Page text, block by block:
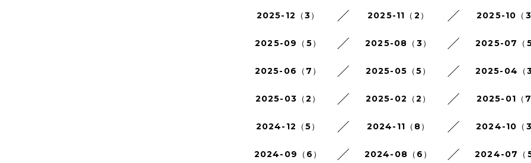
2025-12（3） 2025-11（2） 2025-10（3
2025-09（5） 2025-08（3） 2025-07（5
2025-06（7） 2025-05（5） 2025-04（3
2025-03（2） 2025-02（2） 2025-01（7
2024-12（5） 2024-11（8） 2024-10（3
2024-09（6） 2024-08（6） 2024-07（5